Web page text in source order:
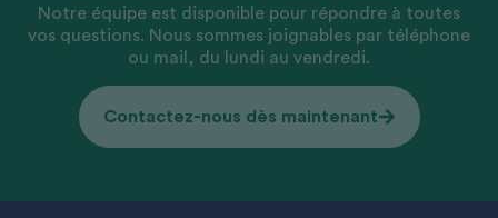
Notre équipe est disponible pour répondre à toutes
vos questions. Nous sommes joignables par téléphone
ou mail, du lundi au vendredi.
Contactez-nous dès maintenant